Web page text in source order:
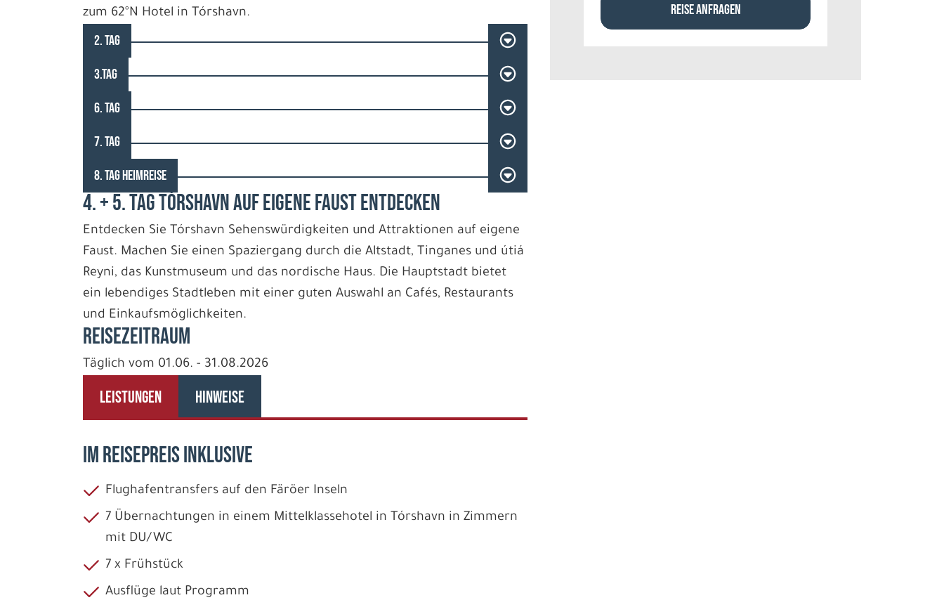
zum 62°N Hotel in Tórshavn.
2. TAG
3.TAG
6. TAG
7. TAG
8. TAG HEIMREISE
4. + 5. TAG TÓRSHAVN AUF EIGENE FAUST ENTDECKEN
Entdecken Sie Tórshavn Sehenswürdigkeiten und Attraktionen auf eigene
Faust. Machen Sie einen Spaziergang durch die Altstadt, Tinganes und útiá
Reyni, das Kunstmuseum und das nordische Haus. Die Hauptstadt bietet
ein lebendiges Stadtleben mit einer guten Auswahl an Cafés, Restaurants
und Einkaufsmöglichkeiten.
REISEZEITRAUM
Täglich vom 01.06. - 31.08.2026
LEISTUNGEN HINWEISE
IM REISEPREIS INKLUSIVE
Flughafentransfers auf den Färöer Inseln
7 Übernachtungen in einem Mittelklassehotel in Tórshavn in Zimmern
mit DU/WC
7 x Frühstück
Ausflüge laut Programm
REISE ANFRAGEN